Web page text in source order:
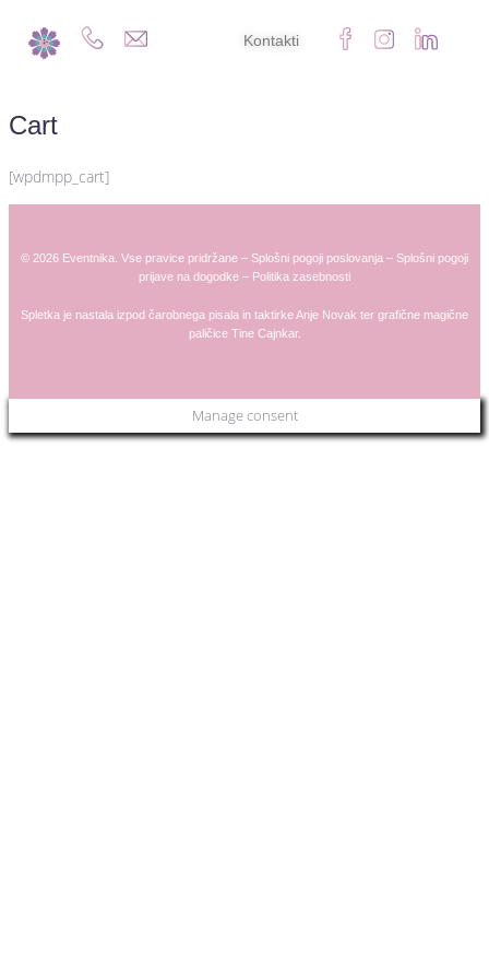
Kontakti
Cart
[wpdmpp_cart]
© 2026 Eventnika. Vse pravice pridržane – Splošni pogoji poslovanja – Splošni pogoji
prijave na dogodke – Politika zasebnosti
Spletka je nastala izpod čarobnega pisala in taktirkeAnje Novak ter grafične magične
paličice Tine Cajnkar.
Manage consent